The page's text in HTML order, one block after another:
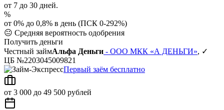
от 7 до 30 дней.
%
от 0% до 0,8% в день (ПСК 0-292%)
😐 Средняя вероятность одобрения
Получить деньги
Честный займАльфа Деньги - ООО МКК «А ДЕНЬГИ», ✓
ЦБ №2203045009821
Первый заём бесплатно
от 3 000 до 49 500 рублей